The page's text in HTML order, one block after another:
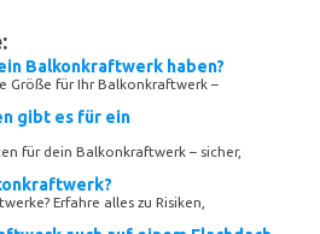
Balkonkraftwerk haben?
Größe für Ihr Balkonkraftwerk –
gibt es für ein
für dein Balkonkraftwerk – sicher,
Erfahre alles zu Risiken,